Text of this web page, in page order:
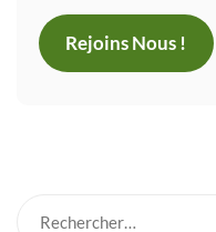
Rejoins Nous !